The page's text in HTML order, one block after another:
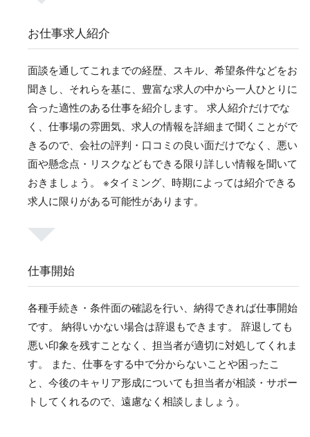
お仕事求人紹介
面談を通してこれまでの経歴、スキル、希望条件などをお
聞きし、それらを基に、豊富な求人の中から一人ひとりに
合った適性のある仕事を紹介します。 求人紹介だけでな
く、仕事場の雰囲気、求人の情報を詳細まで聞くことがで
きるので、会社の評判・口コミの良い面だけでなく、悪い
面や懸念点・リスクなどもできる限り詳しい情報を聞いて
おきましょう。 ※タイミング、時期によっては紹介できる
求人に限りがある可能性があります。
仕事開始
各種手続き・条件面の確認を行い、納得できれば仕事開始
です。 納得いかない場合は辞退もできます。 辞退しても
悪い印象を残すことなく、担当者が適切に対処してくれま
す。 また、仕事をする中で分からないことや困ったこ
と、今後のキャリア形成についても担当者が相談・サポー
トしてくれるので、遠慮なく相談しましょう。